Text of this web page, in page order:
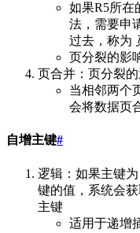
如果R5所在
法，需要申
过去，称为
页分裂的影
页合并：页分裂
当相邻两个
会将数据页
自增主键#
逻辑：如果主键
键的值，系统会
主键
适用于递增